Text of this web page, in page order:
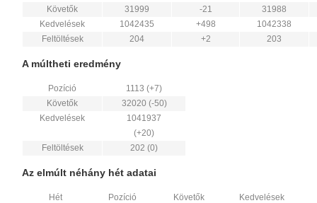
Követők
31999 -21
31988
Kedvelések
1042435 +498
1042338
Feltöltések
204 +2 203
A múltheti eredmény
Pozíció
1113 (+7)
Követők
32020 (-50)
Kedvelések
1041937
(+20)
Feltöltések
202 (0)
Az elmúlt néhány hét adatai
Hét Pozíció Követők
Kedvelések